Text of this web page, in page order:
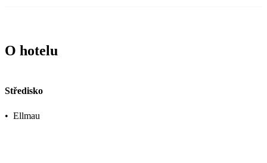
O hotelu
Středisko
• Ellmau